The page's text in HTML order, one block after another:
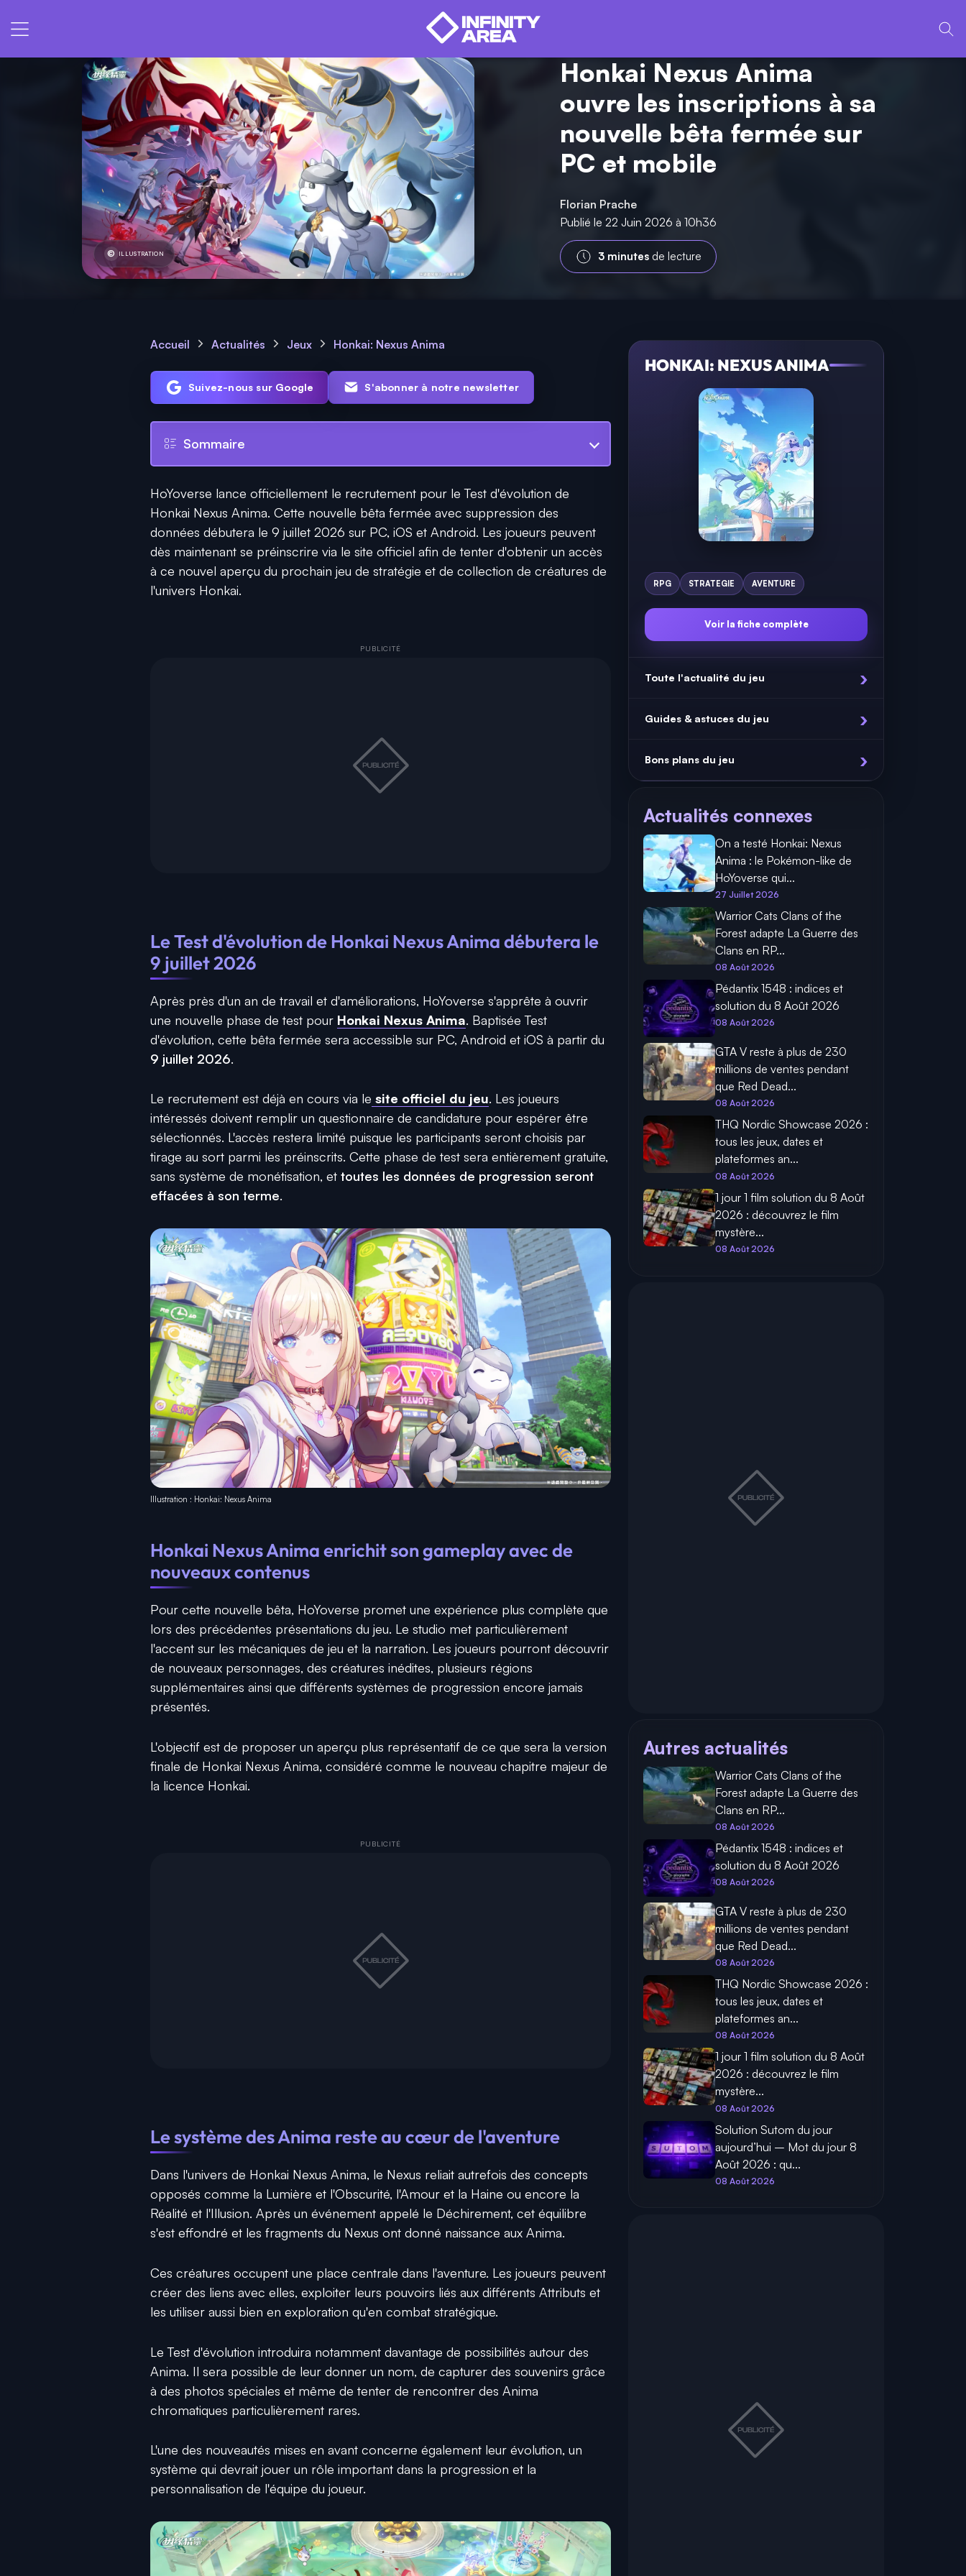
ILLUSTRATION
Honkai Nexus Anima
ouvre les inscriptions à sa
nouvelle bêta fermée sur
PC et mobile
Florian Prache
Publié le 22 Juin 2026 à 10h36
3 minutes de lecture
Accueil Actualités Jeux Honkai: Nexus Anima
Suivez-nous sur Google S'abonner à notre newsletter
Sommaire
HoYoverse lance officiellement le recrutement pour le Test d'évolution de
Honkai Nexus Anima. Cette nouvelle bêta fermée avec suppression des
données débutera le 9 juillet 2026 sur PC, iOS et Android. Les joueurs peuvent
dès maintenant se préinscrire via le site officiel afin de tenter d'obtenir un accès
à ce nouvel aperçu du prochain jeu de stratégie et de collection de créatures de
l'univers Honkai.
Le Test d'évolution de Honkai Nexus Anima débutera le
9 juillet 2026
Après près d'un an de travail et d'améliorations, HoYoverse s'apprête à ouvrir
une nouvelle phase de test pour Honkai Nexus Anima. Baptisée Test
d'évolution, cette bêta fermée sera accessible sur PC, Android et iOS à partir du
9 juillet 2026.
Le recrutement est déjà en cours via le site officiel du jeu. Les joueurs
intéressés doivent remplir un questionnaire de candidature pour espérer être
sélectionnés. L'accès restera limité puisque les participants seront choisis par
tirage au sort parmi les préinscrits. Cette phase de test sera entièrement gratuite,
sans système de monétisation, et toutes les données de progression seront
effacées à son terme.
Illustration : Honkai: Nexus Anima
Honkai Nexus Anima enrichit son gameplay avec de
nouveaux contenus
Pour cette nouvelle bêta, HoYoverse promet une expérience plus complète que
lors des précédentes présentations du jeu. Le studio met particulièrement
l'accent sur les mécaniques de jeu et la narration. Les joueurs pourront découvrir
de nouveaux personnages, des créatures inédites, plusieurs régions
supplémentaires ainsi que différents systèmes de progression encore jamais
présentés.
L'objectif est de proposer un aperçu plus représentatif de ce que sera la version
finale de Honkai Nexus Anima, considéré comme le nouveau chapitre majeur de
la licence Honkai.
Le système des Anima reste au cœur de l'aventure
Dans l'univers de Honkai Nexus Anima, le Nexus reliait autrefois des concepts
opposés comme la Lumière et l'Obscurité, l'Amour et la Haine ou encore la
Réalité et l'Illusion. Après un événement appelé le Déchirement, cet équilibre
s'est effondré et les fragments du Nexus ont donné naissance aux Anima.
Ces créatures occupent une place centrale dans l'aventure. Les joueurs peuvent
créer des liens avec elles, exploiter leurs pouvoirs liés aux différents Attributs et
les utiliser aussi bien en exploration qu'en combat stratégique.
Le Test d'évolution introduira notamment davantage de possibilités autour des
Anima. Il sera possible de leur donner un nom, de capturer des souvenirs grâce
à des photos spéciales et même de tenter de rencontrer des Anima
chromatiques particulièrement rares.
L'une des nouveautés mises en avant concerne également leur évolution, un
système qui devrait jouer un rôle important dans la progression et la
personnalisation de l'équipe du joueur.
HONKAI: NEXUS ANIMA
RPG STRATEGIE AVENTURE
Voir la fiche complète
Toute l'actualité du jeu
Guides & astuces du jeu
Bons plans du jeu
Actualités connexes
On a testé Honkai: Nexus
Anima : le Pokémon-like de
HoYoverse qui...
27 Juillet 2026
Warrior Cats Clans of the
Forest adapte La Guerre des
Clans en RP...
08 Août 2026
Pédantix 1548 : indices et
solution du 8 Août 2026
08 Août 2026
GTA V reste à plus de 230
millions de ventes pendant
que Red Dead...
08 Août 2026
THQ Nordic Showcase 2026 :
tous les jeux, dates et
plateformes an...
08 Août 2026
1 jour 1 film solution du 8 Août
2026 : découvrez le film
mystère...
08 Août 2026
Autres actualités
Warrior Cats Clans of the
Forest adapte La Guerre des
Clans en RP...
08 Août 2026
Pédantix 1548 : indices et
solution du 8 Août 2026
08 Août 2026
GTA V reste à plus de 230
millions de ventes pendant
que Red Dead...
08 Août 2026
THQ Nordic Showcase 2026 :
tous les jeux, dates et
plateformes an...
08 Août 2026
1 jour 1 film solution du 8 Août
2026 : découvrez le film
mystère...
08 Août 2026
Solution Sutom du jour
aujourd’hui – Mot du jour 8
Août 2026 : qu...
08 Août 2026